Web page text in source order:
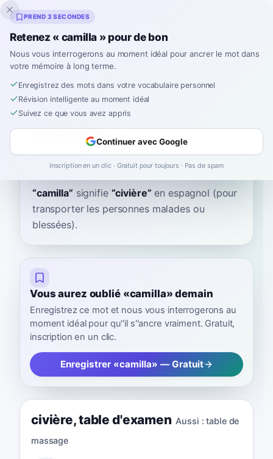
Inklingo
Accueil› Espagnol›Dictionnaire ›camilla
camilla
ka-MEE-yah kaˈmiʝa
“camilla” signifie “civière” en espagnol (pour
transporter les personnes malades ou
blessées).
Vous aurez oublié «camilla» demain
Enregistrez ce mot et nous vous interrogerons au
moment idéal pour qu''il s''ancre vraiment. Gratuit,
inscription en un clic.
Enregistrer «camilla» — Gratuit
civière,table d'examen Aussi : table de
massage
PREND 3 SECONDES
Retenez « camilla » pour de bon
Nous vous interrogerons au moment idéal pour ancrer le mot dans
votre mémoire à long terme.
Enregistrez des mots dans votre vocabulaire personnel
Révision intelligente au moment idéal
Suivez ce que vous avez appris
Continuer avec Google
Inscription en un clic · Gratuit pour toujours · Pas de spam